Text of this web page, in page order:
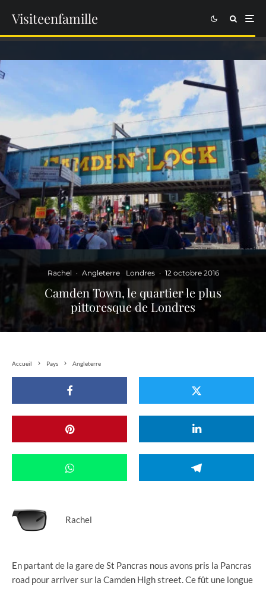
Visiteenfamille
Rachel · Angleterre Londres · 12 octobre 2016
Camden Town, le quartier le plus
pittoresque de Londres
Accueil Pays Angleterre
Rachel
En partant de la gare de St Pancras nous avons pris la Pancras
road pour arriver sur la Camden High street. Ce fût une longue